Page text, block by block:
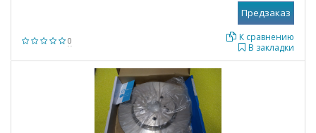
0
В закладки
К сравнению